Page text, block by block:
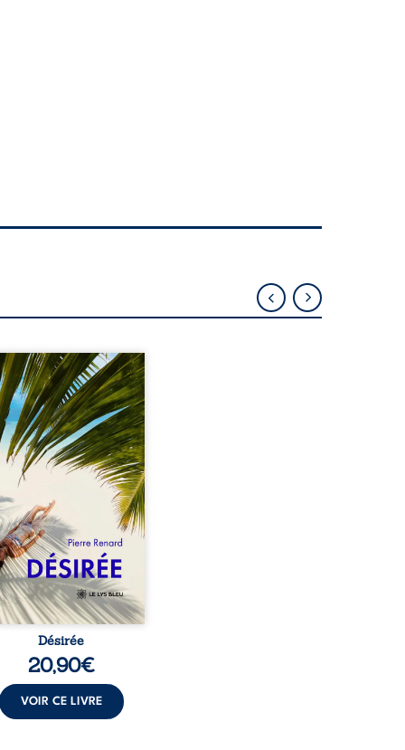
Pierre, jeune retraité,
qu’il est devenu une
femme métissée de
ans. À peine a-t-il
à apprivoiser ce
corps qu’Ange surgit
sa vie et fait vaciller
ses certitudes. Entre
est immédiate,
jusqu’à ce qu’un
familial fasse planer
: et s’ils étaient
demi-frère et ...
Désirée
20,90€
VOIR CE LIVRE